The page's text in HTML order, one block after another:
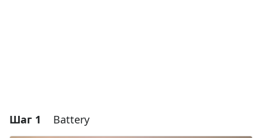
Шаг 1 Battery